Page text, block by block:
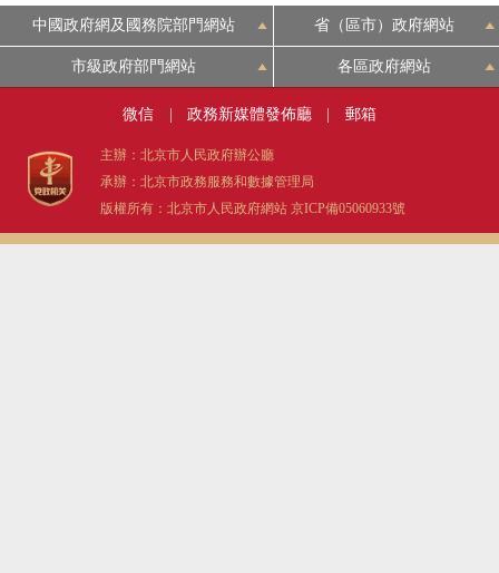
中國政府網及國務院部門網站 省（區市）政府網站
市級政府部門網站 各區政府網站
微信 政務新媒體發佈廳 郵箱
主辦：北京市人民政府辦公廳
承辦：北京市政務服務和數據管理局
版權所有：北京市人民政府網站 京ICP備05060933號